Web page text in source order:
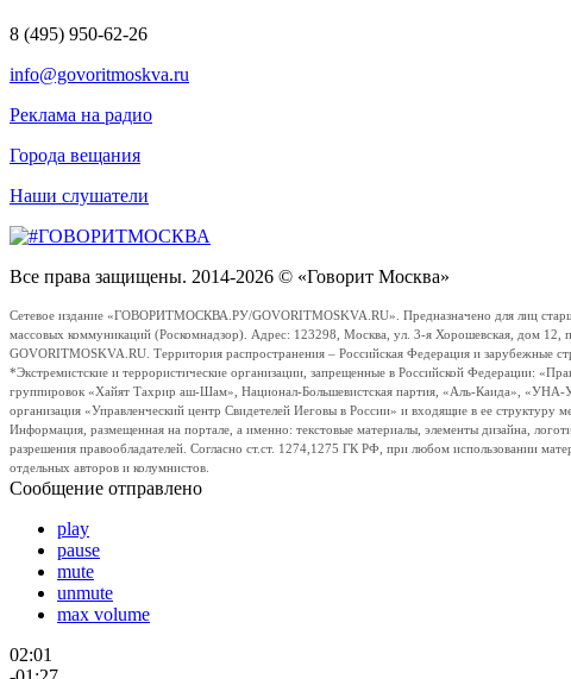
8 (495) 950-62-26
info@govoritmoskva.ru
Реклама на радио
Города вещания
Наши слушатели
Все права защищены. 2014-2026 © «Говорит Москва»
Сетевое издание «ГОВОРИТМОСКВА.РУ/GOVORITMOSKVA.RU». Предназначено для лиц
массовых коммуникаций (Роскомнадзор). Адрес: 123298, Москва, ул. 3-я Хорошевская, дом
GOVORITMOSKVA.RU. Территория распространения – Российская Федерация и зарубежные
*Экстремистские и террористические организации, запрещенные в Российской Федерации:
группировок «Хайят Тахрир аш-Шам», Национал-Большевистская партия, «Аль-Каида»,
организация «Управленческий центр Свидетелей Иеговы в России» и входящие в ее структуру
Информация, размещенная на портале, а именно: текстовые материалы, элементы дизайна,
разрешения правообладателей. Согласно ст.ст. 1274,1275 ГК РФ, при любом использовании
отдельных авторов и колумнистов.
Сообщение отправлено
play
pause
mute
unmute
max volume
02:01